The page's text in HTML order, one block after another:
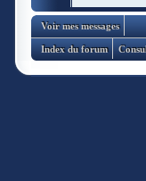
Voir mes messages
Index du forum